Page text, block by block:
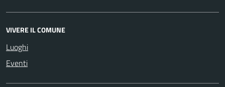
VIVERE IL COMUNE
Luoghi
Eventi